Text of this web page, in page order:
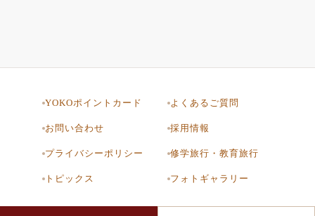
YOKOポイントカード よくあるご質問
お問い合わせ 採用情報
プライバシーポリシー 修学旅行・教育旅行
トピックス フォトギャラリー